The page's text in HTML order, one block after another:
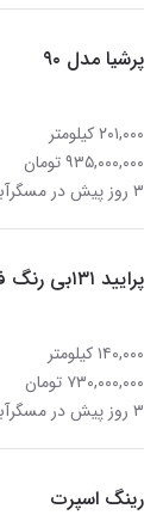
پرشیا مدل ۹۰
۲۰۱,۰۰۰ کیلومتر
۹۳۵,۰۰۰,۰۰۰ تومان
۳ روز پیش در مسگرآباد
پرایید ۱۳۱بی رنگ فنی سالم
۱۴۰,۰۰۰ کیلومتر
۷۳۰,۰۰۰,۰۰۰ تومان
۳ روز پیش در مسگرآباد
رینگ اسپرت